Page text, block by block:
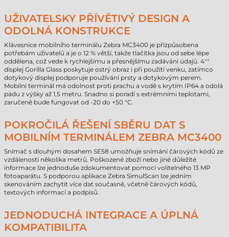
UŽIVATELSKY PŘÍVĚTIVÝ DESIGN A
ODOLNÁ KONSTRUKCE
Klávesnice mobilního terminálu Zebra MC3400 je přizpůsobena
potřebám uživatelů a je o 12 % větší, takže tlačítka jsou od sebe lépe
oddělena, což vede k rychlejšímu a přesnějšímu zadávání údajů. 4""
displej Gorilla Glass poskytuje ostrý obraz i při použití venku, zatímco
dotykový displej podporuje používání prsty a dotykovým perem.
Mobilní terminál má odolnost proti prachu a vodě s krytím IP64 a odolá
pádu z výšky až 1,5 metru. Snadno si poradí s extrémními teplotami,
zaručeně bude fungovat od -20 do +50 °C.
POKROČILÁ ŘEŠENÍ SBĚRU DAT S
MOBILNÍM TERMINÁLEM ZEBRA MC3400
Snímač s dlouhým dosahem SE58 umožňuje snímání čárových kódů ze
vzdálenosti několika metrů. Poškozené zboží nebo jiné důležité
informace lze jednoduše zdokumentovat pomocí volitelného 13 MP
fotoaparátu. S podporou aplikace Zebra SimulScan lze jedním
skenováním zachytit více dat současně, včetně čárových kódů,
textových informací a podpisů.
JEDNODUCHÁ INTEGRACE A ÚPLNÁ
KOMPATIBILITA